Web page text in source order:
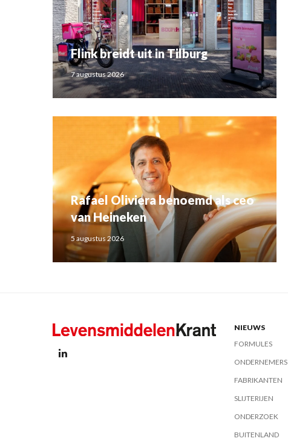
Flink breidt uit in Tilburg
7 augustus 2026
Rafael Oliviera benoemd als ceo
van Heineken
5 augustus 2026
NIEUWS
FORMULES
ONDERNEMERS
FABRIKANTEN
SLIJTERIJEN
ONDERZOEK
BUITENLAND